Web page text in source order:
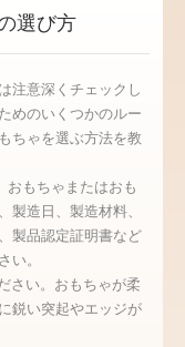
選び方
注意深くチェックし
めのいくつかのルー
ちゃを選ぶ方法を教
おもちゃまたはおも
製造日、製造材料、
製品認定証明書など
い。
さい。おもちゃが柔
鋭い突起やエッジが